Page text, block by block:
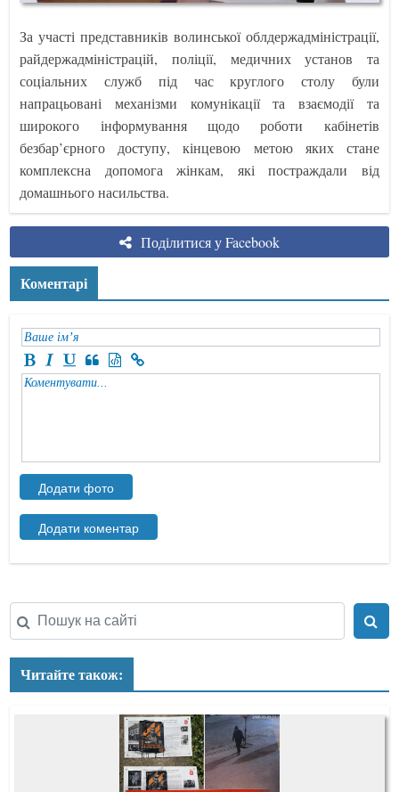
За участі представників волинської облдержадміністрації,
райдержадміністрацій, поліції, медичних установ та
соціальних служб під час круглого столу були
напрацьовані механізми комунікації та взаємодії та
широкого інформування щодо роботи кабінетів
безбар’єрного доступу, кінцевою метою яких стане
комплексна допомога жінкам, які постраждали від
домашнього насильства.
Поділитися у Facebook
Коментарі
Читайте також: